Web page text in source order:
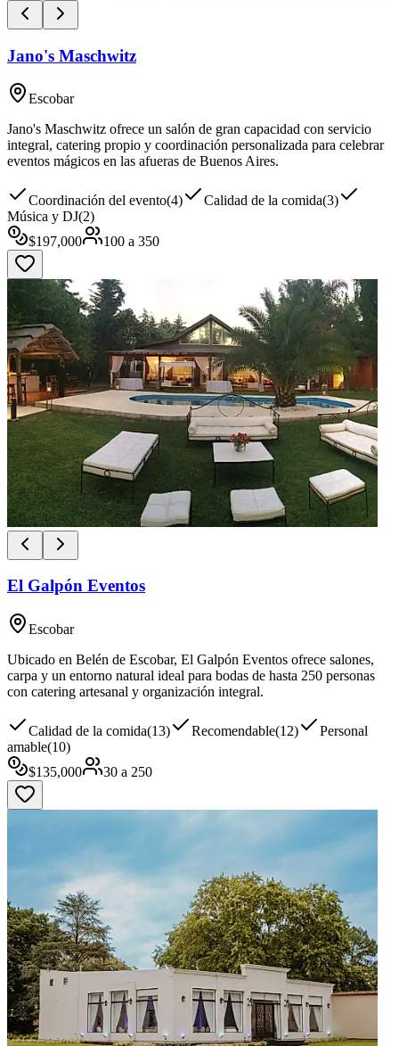
Jano's Maschwitz
Escobar
Jano's Maschwitz ofrece un salón de gran capacidad con servicio
integral, catering propio y coordinación personalizada para celebrar
eventos mágicos en las afueras de Buenos Aires.
Coordinación del evento(4) Calidad de la comida(3)
Música y DJ(2)
$197,000 100 a 350
El Galpón Eventos
Escobar
Ubicado en Belén de Escobar, El Galpón Eventos ofrece salones,
carpa y un entorno natural ideal para bodas de hasta 250 personas
con catering artesanal y organización integral.
Calidad de la comida(13) Recomendable(12)
Personal
amable(10)
$135,000 30 a 250